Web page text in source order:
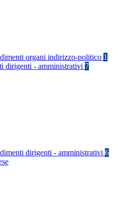
organi indirizzo-politico 1
dirigenti - amministrativi 7
dirigenti - amministrativi 6